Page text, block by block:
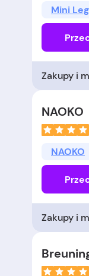
Mini
Zakupy i
NAOKO
NAOKO
Zakupy i